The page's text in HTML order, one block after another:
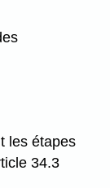
les étapes
34.3